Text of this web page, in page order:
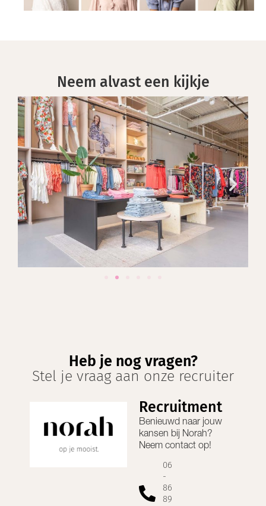
Neem alvast een kijkje
Heb je nog vragen?
Stel je vraag aan onze recruiter
Recruitment
Benieuwd naar jouw
kansen bij Norah?
Neem contact op!
06
-
86
89